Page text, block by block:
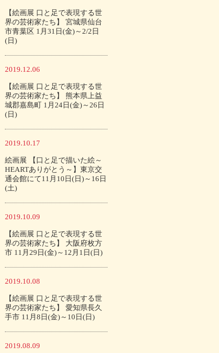
【絵画展 口と足で表現する世
界の芸術家たち】 宮城県仙台
市青葉区 1月31日(金)～2/2日
(日)
2019.12.06
【絵画展 口と足で表現する世
界の芸術家たち】 熊本県上益
城郡嘉島町 1月24日(金)～26日
(日)
2019.10.17
絵画展 【口と足で描いた絵～
HEARTありがとう～】東京交
通会館にて11月10日(日)～16日
(土)
2019.10.09
【絵画展 口と足で表現する世
界の芸術家たち】 大阪府枚方
市 11月29日(金)～12月1日(日)
2019.10.08
【絵画展 口と足で表現する世
界の芸術家たち】 愛知県長久
手市 11月8日(金)～10日(日)
2019.08.09